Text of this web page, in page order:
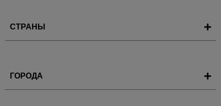
СТРАНЫ
ГОРОДА